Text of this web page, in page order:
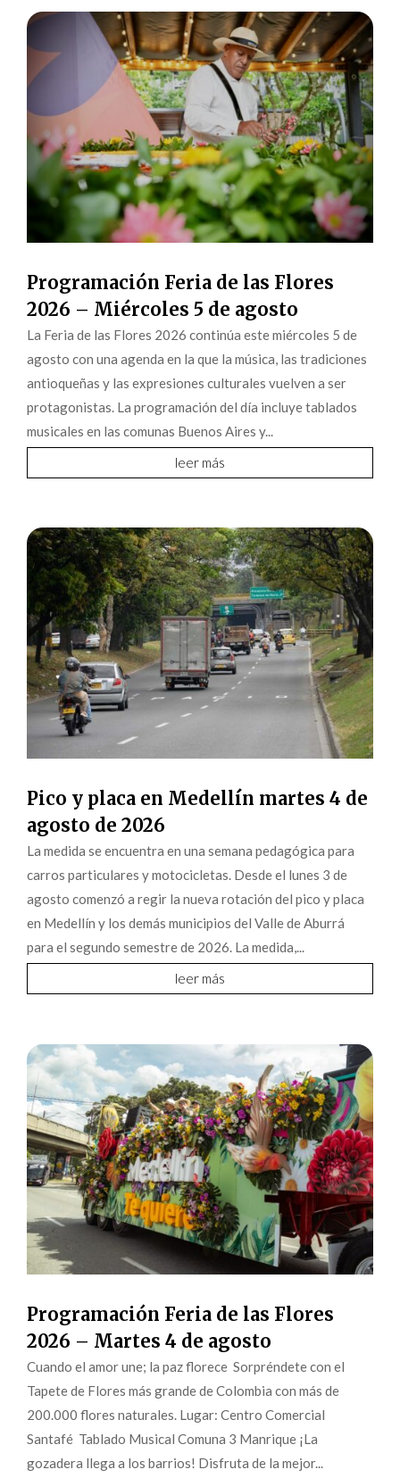
Programación Feria de las Flores
2026 – Miércoles 5 de agosto
La Feria de las Flores 2026 continúa este miércoles 5 de
agosto con una agenda en la que la música, las tradiciones
antioqueñas y las expresiones culturales vuelven a ser
protagonistas. La programación del día incluye tablados
musicales en las comunas Buenos Aires y...
leer más
Pico y placa en Medellín martes 4 de
agosto de 2026
La medida se encuentra en una semana pedagógica para
carros particulares y motocicletas. Desde el lunes 3 de
agosto comenzó a regir la nueva rotación del pico y placa
en Medellín y los demás municipios del Valle de Aburrá
para el segundo semestre de 2026. La medida,...
leer más
Programación Feria de las Flores
2026 – Martes 4 de agosto
Cuando el amor une; la paz florece Sorpréndete con el
Tapete de Flores más grande de Colombia con más de
200.000 flores naturales. Lugar: Centro Comercial
Santafé Tablado Musical Comuna 3 Manrique ¡La
gozadera llega a los barrios! Disfruta de la mejor...